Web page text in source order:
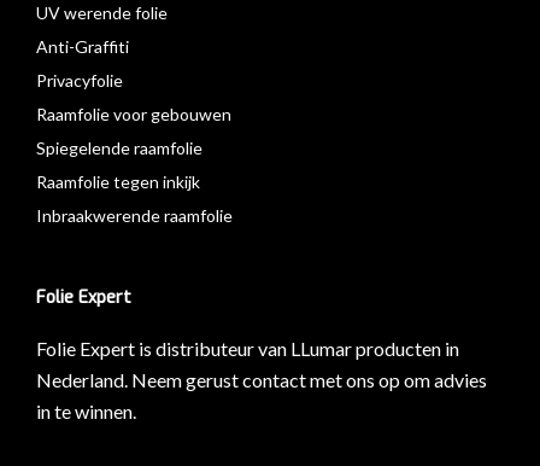
UV werende folie
Anti-Graffiti
Privacyfolie
Raamfolie voor gebouwen
Spiegelende raamfolie
Raamfolie tegen inkijk
Inbraakwerende raamfolie
Folie Expert
Folie Expert is distributeur van LLumar producten in
Nederland. Neem gerust contact met ons op om advies
in te winnen.